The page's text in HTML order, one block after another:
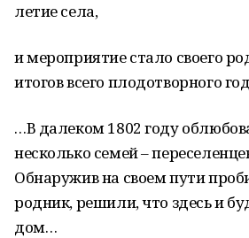
летие села,
и мероприятие стало своего
итогов всего плодотворного
…В далеком 1802 году
несколько семей –
Обнаружив на своем пути
родник, решили, что здесь и
дом…